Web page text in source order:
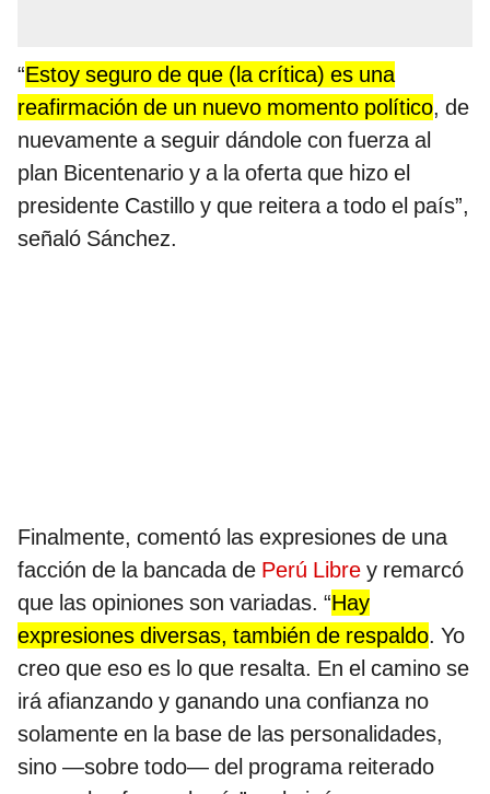
“Estoy seguro de que (la crítica) es una
reafirmación de un nuevo momento político, de
nuevamente a seguir dándole con fuerza al
plan Bicentenario y a la oferta que hizo el
presidente Castillo y que reitera a todo el país”,
señaló Sánchez.
Finalmente, comentó las expresiones de una
facción de la bancada de Perú Libre y remarcó
que las opiniones son variadas. “Hay
expresiones diversas, también de respaldo. Yo
creo que eso es lo que resalta. En el camino se
irá afianzando y ganando una confianza no
solamente en la base de las personalidades,
sino —sobre todo— del programa reiterado